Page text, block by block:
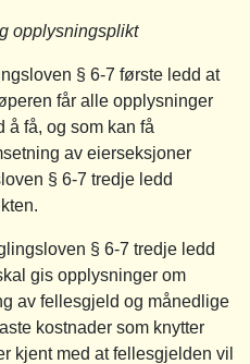
opplysningsplikt
§ 6-7 første ledd at
får alle opplysninger
å få, og som kan få
av eierseksjoner
§ 6-7 tredje ledd
§ 6-7 tredje ledd
gis opplysninger om
av fellesgjeld og månedlige
kostnader som knytter
kjent med at fellesgjelden vil